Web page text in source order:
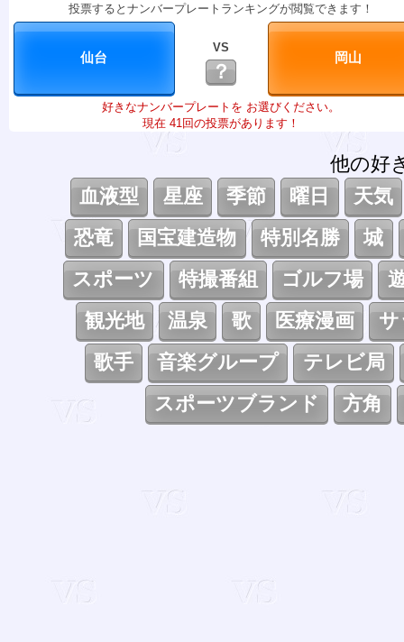
投票するとナンバープレートランキングが閲覧できます！
VS
？
好きなナンバープレートを お選びください。
現在 41回の投票があります！
他の好
血液型
星座 季節 曜日
天気
恐竜
国宝建造物 特別名勝
城
スポーツ
特撮番組 ゴルフ場
観光地
温泉 歌 医療漫画
サ
歌手
音楽グループ
テレビ局
スポーツブランド
方角